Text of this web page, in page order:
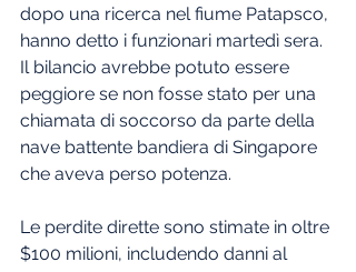
dopo una ricerca nel fiume Patapsco,
hanno detto i funzionari martedì sera.
Il bilancio avrebbe potuto essere
peggiore se non fosse stato per una
chiamata di soccorso da parte della
nave battente bandiera di Singapore
che aveva perso potenza.
Le perdite dirette sono stimate in oltre
$100 milioni, includendo danni al